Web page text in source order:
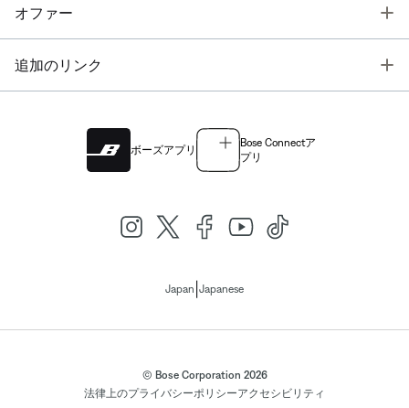
オファー
追加のリンク
ボーズアプリ
Bose Connectア
プリ
Japan Japanese
© Bose Corporation 2026
法律上のプライバシーポリシーアクセシビリティ